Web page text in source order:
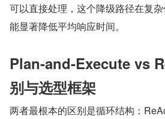
可以直接处理，这个降级路径在复
能显著降低平均响应时间。
Plan-and-Execute vs
别与选型框架
两者最根本的区别是循环结构：